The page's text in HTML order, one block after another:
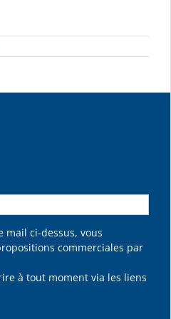
mail ci-dessus, vous
commerciales par
à tout moment via les liens